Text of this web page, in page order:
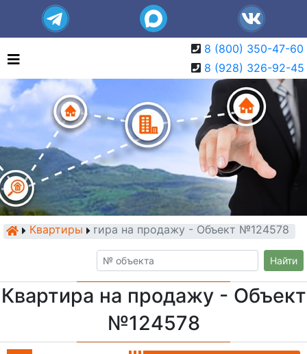
8 (800) 350-47-60
8 (928) 326-92-45
КвартирыКвартира на продажу - Объект №124578
Найти
Квартира на продажу - Объект
№124578